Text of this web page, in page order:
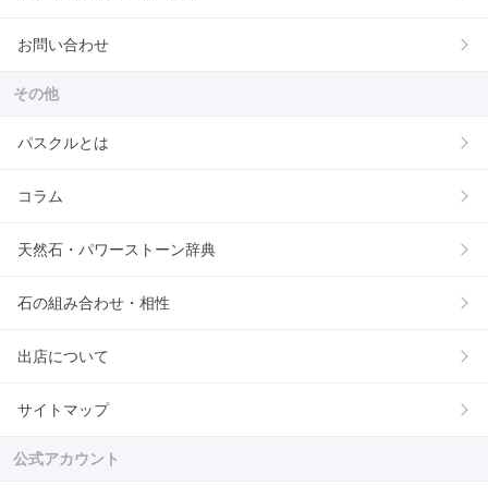
お問い合わせ
その他
パスクルとは
コラム
天然石・パワーストーン辞典
石の組み合わせ・相性
出店について
サイトマップ
公式アカウント